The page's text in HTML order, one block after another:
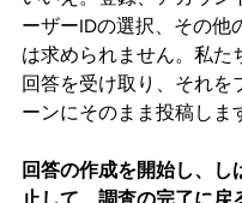
ーザーIDの選択、その他
は求められません。私た
回答を受け取り、それを
ーンにそのまま投稿しま
回答の作成を開始し、し
止して、調査の完了に戻